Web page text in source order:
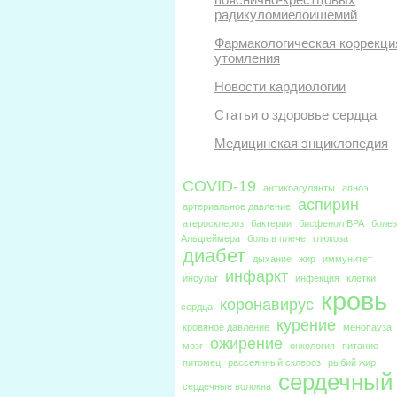
радикуломиелоишемий
Фармакологическая
утомления
Новости кардиологии
Статьи о здоровье сердца
Медицинская энциклопедия
COVID-19 антикоагулянты
апноэ
артериальное давление
аспирин
атеросклероз бактерии бисфенол BPA
Альцгеймера
боль в плече глюкоза
диабет дыхание жир
иммунитет
инсульт
инфаркт инфекция клетки
сердца коронавирус кровь
кровяное давление курение
менопауза
мозг
ожирение онкология
питание
питомец
рассеянный склероз рыбий жир
сердечные волокна
сердечный